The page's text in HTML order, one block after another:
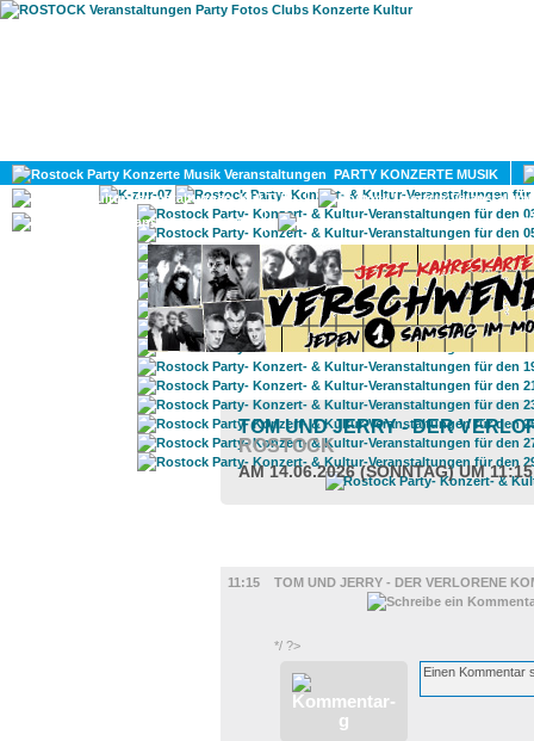
PARTY KONZERTE MUSIK
KULTUR
GAY
TOM UND JERRY - DER
ROSTOCK
AM 14.06.2026 (SONNTAG) UM
11:15
TOM UND JERRY - DER VERLORENE
*/ ?>